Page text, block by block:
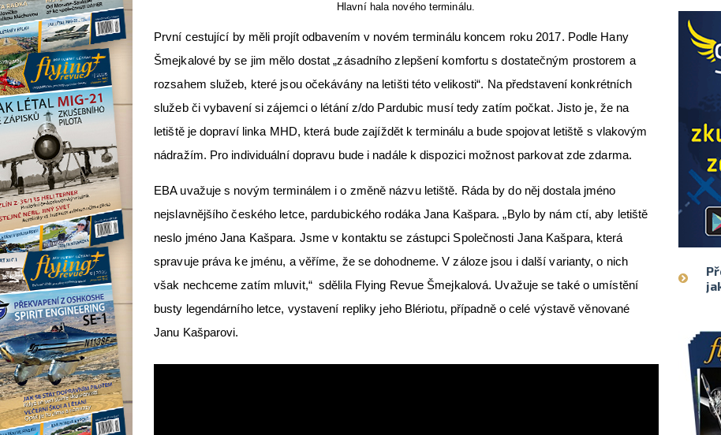
Hlavní hala nového terminálu.
První cestující by měli projít odbavením v novém terminálu koncem roku 2017. Podle Hany
Šmejkalové by se jim mělo dostat „zásadního zlepšení komfortu s dostatečným prostorem a
rozsahem služeb, které jsou očekávány na letišti této velikosti“. Na představení konkrétních
služeb či vybavení si zájemci o létání z/do Pardubic musí tedy zatím počkat. Jisto je, že na
letiště je dopraví linka MHD, která bude zajíždět k terminálu a bude spojovat letiště s vlakovým
nádražím. Pro individuální dopravu bude i nadále k dispozici možnost parkovat zde zdarma.
EBA uvažuje s novým terminálem i o změně názvu letiště. Ráda by do něj dostala jméno
nejslavnějšího českého letce, pardubického rodáka Jana Kašpara. „Bylo by nám ctí, aby letiště
neslo jméno Jana Kašpara. Jsme v kontaktu se zástupci Společnosti Jana Kašpara, která
spravuje práva ke jménu, a věříme, že se dohodneme. V záloze jsou i další varianty, o nich
však nechceme zatím mluvit,“ sdělila Flying Revue Šmejkalová. Uvažuje se také o umístění
busty legendárního letce, vystavení repliky jeho Blériotu, případně o celé výstavě věnované
Janu Kašparovi.